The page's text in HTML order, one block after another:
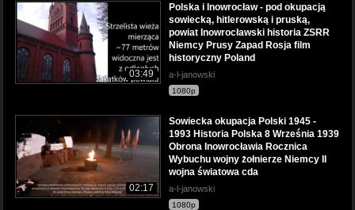
03:49
Polska i Inowrocław - pod okupacją
sowiecką, hitlerowską i pruską,
powiat Inowrocławski historia ZSRR
Niemcy Prusy Zapad Rosja film
historyczny Poland
a-l-janowski
1080p
02:17
Sowiecka okupacja Polski 1945 -
1993 Historia Polska 8 Września 1939
Obrona Inowrocławia Rocznica
Wybuchu wojny żołnierze Niemcy II
wojna światowa cda
a-l-janowski
1080p